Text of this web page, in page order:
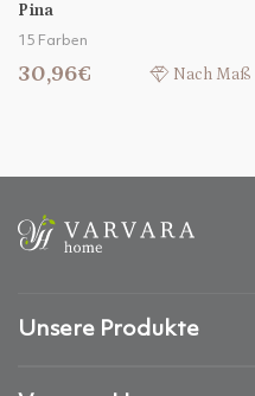
Pina
15 Farben
30,96€ Nach Maß
Unsere Produkte